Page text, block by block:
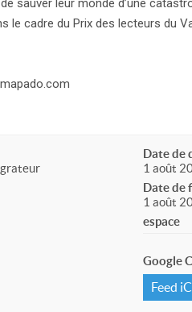
sauver leur monde d’une
le cadre du Prix des lecteurs du
Date de
1 août
Date de
1 août
espace
Google
Feed